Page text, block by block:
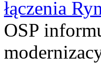
łączenia
OSP